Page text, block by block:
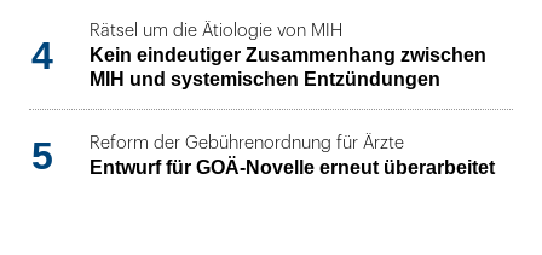
4
Rätsel um die Ätiologie von MIH
Kein eindeutiger Zusammenhang zwischen
MIH und systemischen Entzündungen
5 Reform der Gebührenordnung für Ärzte
Entwurf für GOÄ-Novelle erneut überarbeitet